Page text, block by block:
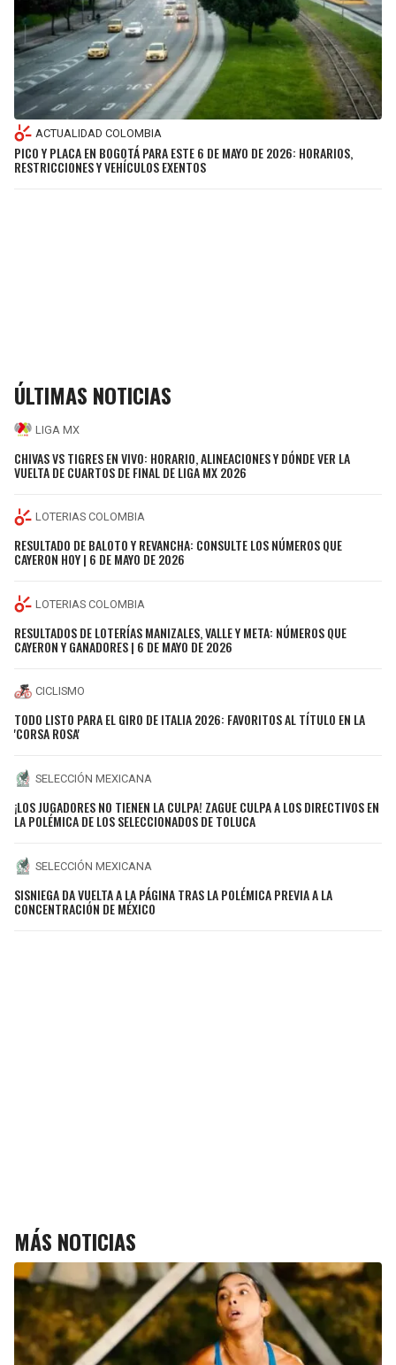
ACTUALIDAD COLOMBIA
PICO Y PLACA EN BOGOTÁ PARA ESTE 6 DE MAYO DE 2026: HORARIOS,
RESTRICCIONES Y VEHÍCULOS EXENTOS
ÚLTIMAS NOTICIAS
LIGA MX
CHIVAS VS TIGRES EN VIVO: HORARIO, ALINEACIONES Y DÓNDE VER LA
VUELTA DE CUARTOS DE FINAL DE LIGA MX 2026
LOTERIAS COLOMBIA
RESULTADO DE BALOTO Y REVANCHA: CONSULTE LOS NÚMEROS QUE
CAYERON HOY | 6 DE MAYO DE 2026
LOTERIAS COLOMBIA
RESULTADOS DE LOTERÍAS MANIZALES, VALLE Y META: NÚMEROS QUE
CAYERON Y GANADORES | 6 DE MAYO DE 2026
CICLISMO
TODO LISTO PARA EL GIRO DE ITALIA 2026: FAVORITOS AL TÍTULO EN LA
'CORSA ROSA'
SELECCIÓN MEXICANA
¡LOS JUGADORES NO TIENEN LA CULPA! ZAGUE CULPA A LOS DIRECTIVOS EN
LA POLÉMICA DE LOS SELECCIONADOS DE TOLUCA
SELECCIÓN MEXICANA
SISNIEGA DA VUELTA A LA PÁGINA TRAS LA POLÉMICA PREVIA A LA
CONCENTRACIÓN DE MÉXICO
MÁS NOTICIAS